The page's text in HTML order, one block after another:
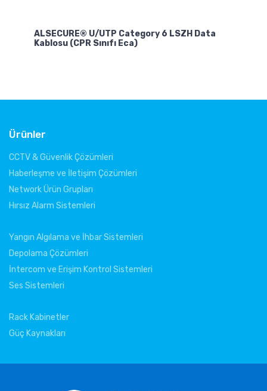
ALSECURE® U/UTP Category 6 LSZH Data
Kablosu (CPR Sınıfı Eca)
Ürünler
CCTV & Güvenlik Çözümleri
Haberleşme ve İletişim Çözümleri
Network Ürün Grupları
Hırsız Alarm Sistemleri
Yangın Algılama ve İhbar Sistemleri
Depolama Çözümleri
İntercom ve Erişim Kontrol Sistemleri
Ses Sistemleri
Rack Kabinetler
Güç Kaynakları